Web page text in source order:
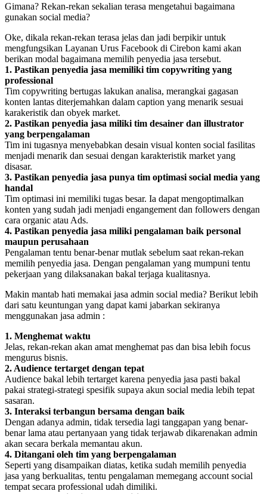
Gimana? Rekan-rekan sekalian terasa mengetahui bagaimana
gunakan social media?
Oke, dikala rekan-rekan terasa jelas dan jadi berpikir untuk
mengfungsikan Layanan Urus Facebook di Cirebon kami akan
berikan modal bagaimana memilih penyedia jasa tersebut.
1. Pastikan penyedia jasa memiliki tim copywriting yang
professional
Tim copywriting bertugas lakukan analisa, merangkai gagasan
konten lantas diterjemahkan dalam caption yang menarik sesuai
karakeristik dan obyek market.
2. Pastikan penyedia jasa miliki tim desainer dan illustrator
yang berpengalaman
Tim ini tugasnya menyebabkan desain visual konten social fasilitas
menjadi menarik dan sesuai dengan karakteristik market yang
disasar.
3. Pastikan penyedia jasa punya tim optimasi social media yang
handal
Tim optimasi ini memiliki tugas besar. Ia dapat mengoptimalkan
konten yang sudah jadi menjadi engangement dan followers dengan
cara organic atau Ads.
4. Pastikan penyedia jasa miliki pengalaman baik personal
maupun perusahaan
Pengalaman tentu benar-benar mutlak sebelum saat rekan-rekan
memilih penyedia jasa. Dengan pengalaman yang mumpuni tentu
pekerjaan yang dilaksanakan bakal terjaga kualitasnya.
Makin mantab hati memakai jasa admin social media? Berikut lebih
dari satu keuntungan yang dapat kami jabarkan sekiranya
menggunakan jasa admin :
1. Menghemat waktu
Jelas, rekan-rekan akan amat menghemat pas dan bisa lebih focus
mengurus bisnis.
2. Audience tertarget dengan tepat
Audience bakal lebih tertarget karena penyedia jasa pasti bakal
pakai strategi-strategi spesifik supaya akun social media lebih tepat
sasaran.
3. Interaksi terbangun bersama dengan baik
Dengan adanya admin, tidak tersedia lagi tanggapan yang benar-
benar lama atau pertanyaan yang tidak terjawab dikarenakan admin
akan secara berkala memantau akun.
4. Ditangani oleh tim yang berpengalaman
Seperti yang disampaikan diatas, ketika sudah memilih penyedia
jasa yang berkualitas, tentu pengalaman memegang account social
tempat secara professional udah dimiliki.